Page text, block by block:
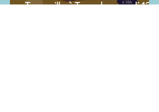
Tranquille à Tours le samedi 12